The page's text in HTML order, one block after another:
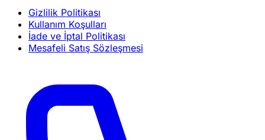
Gizlilik Politikası
Kullanım Koşulları
İade ve İptal Politikası
Mesafeli Satış Sözleşmesi